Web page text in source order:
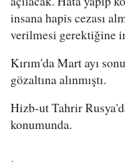
insana hapis cezası
verilmesi gerektiğine
Kırım'da Mart ayı
gözaltına alınmıştı.
Hizb-ut Tahrir
konumunda.